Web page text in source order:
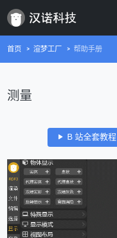
首页 渲梦工厂 帮助手册
测量
B 站全套教程